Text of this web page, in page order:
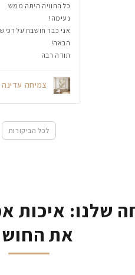
כל החוויה היתה ממש
נעימה!
אני כבר חושבת על
הבאה!
תודה רבה
צמיחה עדינה
לכל הביקורות
שלנו: איכות
את